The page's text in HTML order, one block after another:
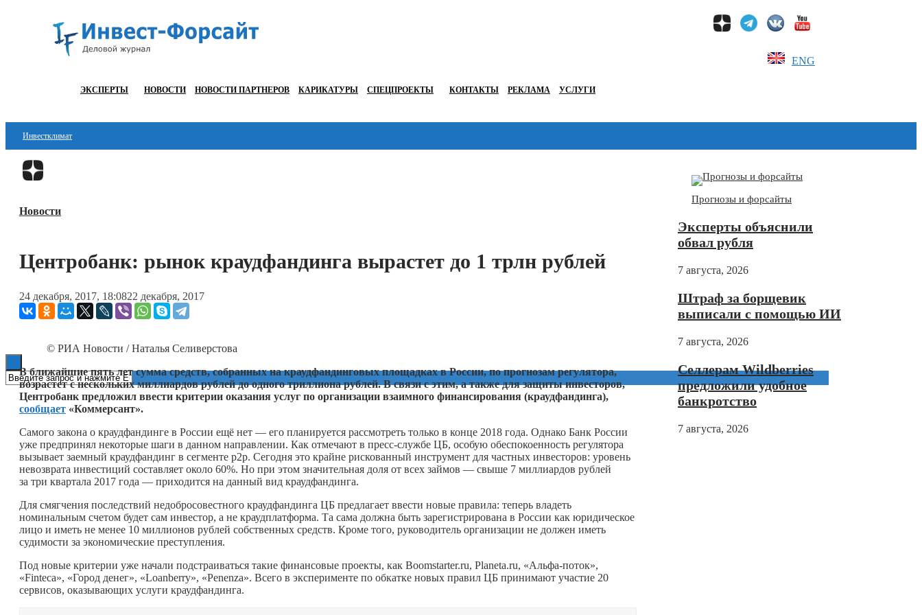
ENG
ЭКСПЕРТЫ НОВОСТИ НОВОСТИ ПАРТНЕРОВ КАРИКАТУРЫ СПЕЦПРОЕКТЫ КОНТАКТЫ РЕКЛАМА УСЛУГИ
Инвестклимат
Финансы
Блокчейн
Технологии
ESG
Новости
Центробанк: рынок краудфандинга вырастет до 1 трлн рублей
24 декабря, 2017, 18:0822 декабря, 2017
© РИА Новости / Наталья Селиверстова
В ближайшие пять лет сумма средств, собранных на краудфандинговых площадках в России, по прогнозам регулятора,
возрастет с нескольких миллиардов рублей до одного триллиона рублей. В связи с этим, а также для защиты инвесторов,
Центробанк предложил ввести критерии оказания услуг по организации взаимного финансирования (краудфандинга),
сообщает «Коммерсант».
Самого закона о краудфандинге в России ещё нет — его планируется рассмотреть только в конце 2018 года. Однако Банк России
уже предпринял некоторые шаги в данном направлении. Как отмечают в пресс-службе ЦБ, особую обеспокоенность регулятора
вызывает заемный краудфандинг в сегменте p2p. Сегодня это крайне рискованный инструмент для частных инвесторов: уровень
невозврата инвестиций составляет около 60%. Но при этом значительная доля от всех займов — свыше 7 миллиардов рублей
за три квартала 2017 года — приходится на данный вид краудфандинга.
Для смягчения последствий недобросовестного краудфандинга ЦБ предлагает ввести новые правила: теперь владеть
номинальным счетом будет сам инвестор, а не краудплатформа. Та сама должна быть зарегистрирована в России как юридическое
лицо и иметь не менее 10 миллионов рублей собственных средств. Кроме того, руководитель организации не должен иметь
судимости за экономические преступления.
Под новые критерии уже начали подстраиваться такие финансовые проекты, как Boomstarter.ru, Planeta.ru, «Альфа-поток»,
«Finteca», «Город денег», «Loanberry», «Penenzа». Всего в эксперименте по обкатке новых правил ЦБ принимают участие 20
сервисов, оказывающих услуги краудфандинга.
Прогнозы и форсайты
Эксперты объяснили
обвал рубля
7 августа, 2026
Штраф за борщевик
выписали с помощью ИИ
7 августа, 2026
Селлерам Wildberries
предложили удобное
банкротство
7 августа, 2026